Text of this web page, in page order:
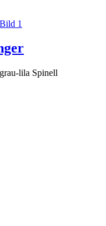
lila Spinell